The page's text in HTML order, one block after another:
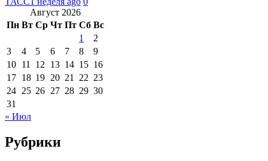
Август 2026
Пн Вт Ср Чт Пт Сб Вс
1
2
3
4 5 6 7 8
9
10 11 12 13 14 15 16
17 18 19 20 21 22 23
24 25 26 27 28 29 30
31
« Июл
Рубрики